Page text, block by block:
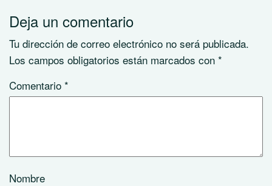
Deja un comentario
Tu dirección de correo electrónico no será publicada.
Los campos obligatorios están marcados con *
Comentario *
Nombre